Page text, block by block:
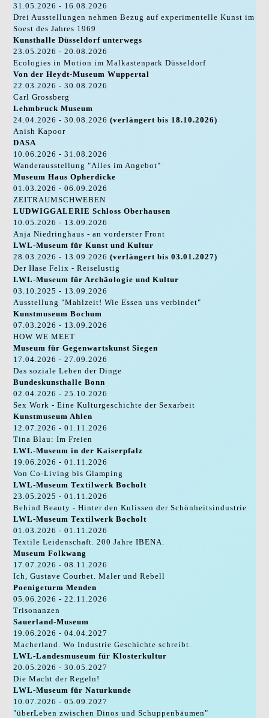
31.05.2026 - 16.08.2026
Drei Ausstellungen nehmen Bezug auf experimentelle Kunst im
Soest des Jahres 1969
Kunsthalle Düsseldorf unterwegs
23.05.2026 - 20.08.2026
Ecologies in Motion im Malkastenpark Düsseldorf
Von der Heydt-Museum Wuppertal
22.03.2026 - 30.08.2026
Carl Grossberg
Lehmbruck Museum
24.04.2026 - 30.08.2026(verlängert bis 18.10.2026)
Anish Kapoor
DASA
10.06.2026 - 31.08.2026
Wanderausstellung "Alles im Angebot"
Museum Haus Opherdicke
01.03.2026 - 06.09.2026
ZEITRAUMSCHWEBEN
LUDWIGGALERIE Schloss Oberhausen
10.05.2026 - 13.09.2026
Anja Niedringhaus - an vorderster Front
LWL-Museum für Kunst und Kultur
28.03.2026 - 13.09.2026(verlängert bis 03.01.2027)
Der Hase Felix - Reiselustig
LWL-Museum für Archäologie und Kultur
03.10.2025 - 13.09.2026
Ausstellung "Mahlzeit! Wie Essen uns verbindet"
Kunstmuseum Bochum
07.03.2026 - 13.09.2026
HOW WE MEET
Museum für Gegenwartskunst Siegen
17.04.2026 - 27.09.2026
Das soziale Leben der Dinge
Bundeskunsthalle Bonn
02.04.2026 - 25.10.2026
Sex Work - Eine Kulturgeschichte der Sexarbeit
Kunstmuseum Ahlen
12.07.2026 - 01.11.2026
Tina Blau: Im Freien
LWL-Museum in der Kaiserpfalz
19.06.2026 - 01.11.2026
Von Co-Living bis Glamping
LWL-Museum Textilwerk Bocholt
23.05.2025 - 01.11.2026
Behind Beauty - Hinter den Kulissen der Schönheitsindustrie
LWL-Museum Textilwerk Bocholt
01.03.2026 - 01.11.2026
Textile Leidenschaft. 200 Jahre IBENA.
Museum Folkwang
17.07.2026 - 08.11.2026
Ich, Gustave Courbet. Maler und Rebell
Poenigeturm Menden
05.06.2026 - 22.11.2026
Trisonanzen
Sauerland-Museum
19.06.2026 - 04.04.2027
Macherland. Wo Industrie Geschichte schreibt.
LWL-Landesmuseum für Klosterkultur
20.05.2026 - 30.05.2027
Die Macht der Regeln!
LWL-Museum für Naturkunde
10.07.2026 - 05.09.2027
"überLeben zwischen Dinos und Schuppenbäumen"